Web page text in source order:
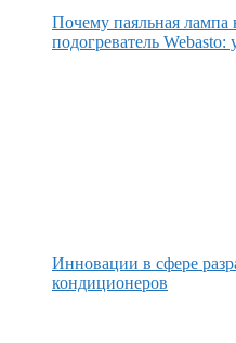
Почему паяльная лампа
подогреватель Webasto:
Инновации в сфере
кондиционеров